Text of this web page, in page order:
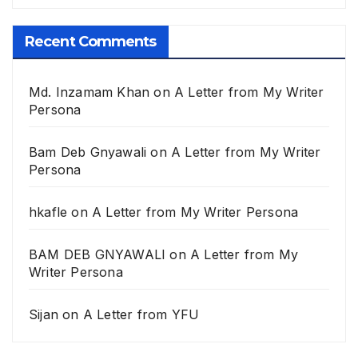
Recent Comments
Md. Inzamam Khan on A Letter from My Writer
Persona
Bam Deb Gnyawali on A Letter from My Writer
Persona
hkafle on A Letter from My Writer Persona
BAM DEB GNYAWALI on A Letter from My
Writer Persona
Sijan on A Letter from YFU